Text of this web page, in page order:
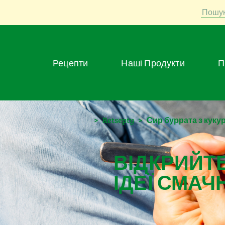
Пошук
Рецепти Наші Продукти
> Retsepty > Сир буррата з
ІДЕЇ